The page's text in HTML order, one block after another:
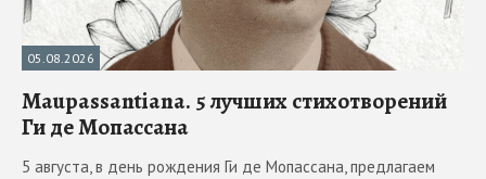
05.08.2026
Maupassantiana. 5 лучших стихотворений
Ги де Мопассана
5 августа, в день рождения Ги де Мопассана, предлагаем